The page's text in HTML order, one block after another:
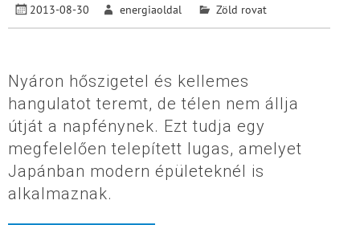
2013-08-30 energiaoldal Zöld rovat
Nyáron hőszigetel és kellemes
hangulatot teremt, de télen nem állja
útját a napfénynek. Ezt tudja egy
megfelelően telepített lugas, amelyet
Japánban modern épületeknél is
alkalmaznak.